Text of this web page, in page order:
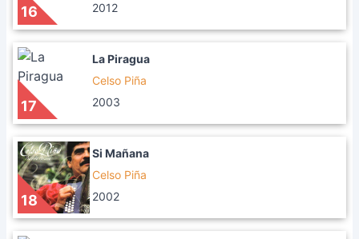
16
2012
17
La Piragua
Celso Piña
2003
18
Si Mañana
Celso Piña
2002